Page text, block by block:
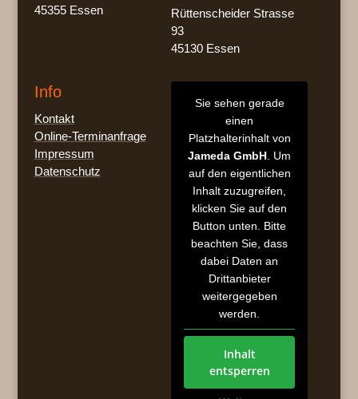
45355 Essen
Rüttenscheider Strasse
93
45130 Essen
Info
Kontakt
Online-Terminanfrage
Impressum
Datenschutz
Sie sehen gerade
einen
Platzhalterinhalt von
Jameda GmbH . Um
auf den eigentlichen
Inhalt zuzugreifen,
klicken Sie auf den
Button unten. Bitte
beachten Sie, dass
dabei Daten an
Drittanbieter
weitergegeben
werden.
Inhalt
entsperren